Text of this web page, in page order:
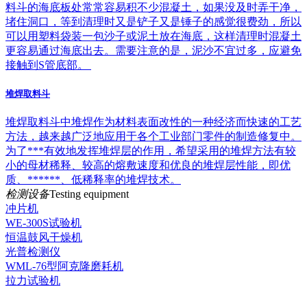
料斗的海底板处常常容易积不少混凝土，如果没及时弄干净，
堵住洞口，等到清理时又是铲子又是锤子的感觉很费劲，所以
可以用塑料袋装一包沙子或泥土放在海底，这样清理时混凝土
更容易通过海底出去。需要注意的是，泥沙不宜过多，应避免
接触到S管底部。
堆焊取料斗
堆焊取料斗中堆焊作为材料表面改性的一种经济而快速的工艺
方法，越来越广泛地应用于各个工业部门零件的制造修复中。
为了***有效地发挥堆焊层的作用，希望采用的堆焊方法有较
小的母材稀释、较高的熔敷速度和优良的堆焊层性能，即优
质、******、低稀释率的堆焊技术。
检测设备Testing equipment
冲片机
WE-300S试验机
恒温鼓风干燥机
光普检测仪
WML-76型阿克隆磨耗机
拉力试验机